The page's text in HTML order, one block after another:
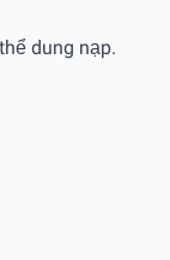
dung nạp.